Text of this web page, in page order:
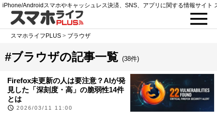
iPhone/Androidスマホやキャッシュレス決済、SNS、アプリに関する情報サイト
スマホライフPLUS > ブラウザ
#ブラウザの記事一覧 (38件)
Firefox未更新の人は要注意？AIが発
見した「深刻度・高」の脆弱性14件
とは
2026/03/11 11:00